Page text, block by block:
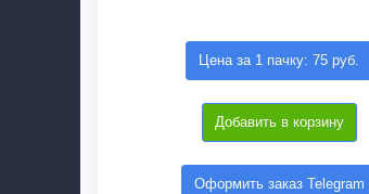
Цена за 1 пачку: 75 руб.
Добавить в корзину
Оформить заказ Telegram